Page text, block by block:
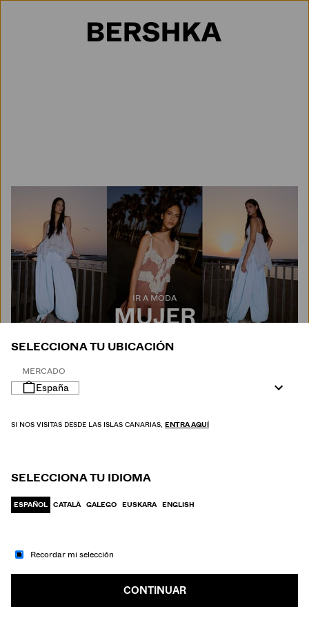
Selección de país
IR A MODA
MUJER
HOMBRE
SELECCIONA TU UBICACIÓN
MERCADO
España
SI NOS VISITAS DESDE LAS ISLAS CANARIAS, ENTRA AQUÍ
SELECCIONA TU IDIOMA
ESPAÑOL CATALÀ GALEGO EUSKARA ENGLISH
Recordar mi selección
CONTINUAR